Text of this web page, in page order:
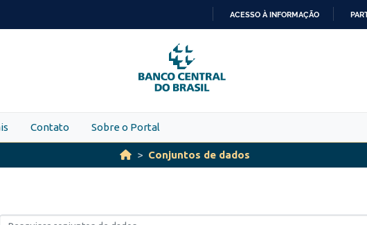
PARA
O
CONTEÚDO
ACESSO À INFORMAÇÃO
Contato Sobre o Portal
Conjuntos de dados